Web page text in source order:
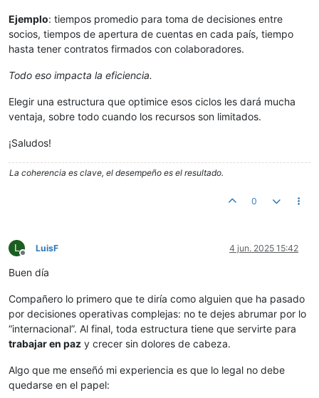
Ejemplo: tiempos promedio para toma de decisiones entre
socios, tiempos de apertura de cuentas en cada país, tiempo
hasta tener contratos firmados con colaboradores.
Todo eso impacta la eficiencia.
Elegir una estructura que optimice esos ciclos les dará mucha
ventaja, sobre todo cuando los recursos son limitados.
¡Saludos!
La coherencia es clave, el desempeño es el resultado.
0
L
Desconectado
LuisF 4 jun. 2025 15:42
Buen día
Compañero lo primero que te diría como alguien que ha pasado
por decisiones operativas complejas: no te dejes abrumar por lo
“internacional”. Al final, toda estructura tiene que servirte para
trabajar en paz y crecer sin dolores de cabeza.
Algo que me enseñó mi experiencia es que lo legal no debe
quedarse en el papel: